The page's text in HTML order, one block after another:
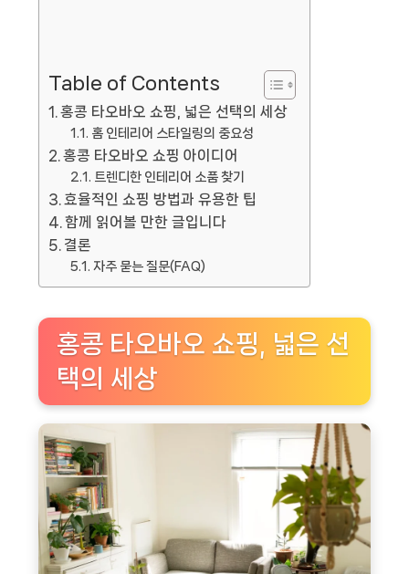
Table of Contents
홍콩 타오바오 쇼핑, 넓은 선택의 세상
홈 인테리어 스타일링의 중요성
홍콩 타오바오 쇼핑 아이디어
트렌디한 인테리어 소품 찾기
효율적인 쇼핑 방법과 유용한 팁
함께 읽어볼 만한 글입니다
결론
자주 묻는 질문(FAQ)
홍콩 타오바오 쇼핑, 넓은 선
택의 세상